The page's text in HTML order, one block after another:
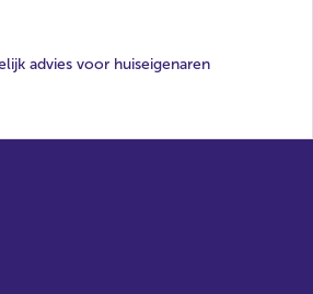
advies voor huiseigenaren